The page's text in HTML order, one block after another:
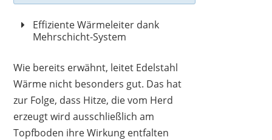
Effiziente Wärmeleiter dank
Mehrschicht-System
Wie bereits erwähnt, leitet Edelstahl
Wärme nicht besonders gut. Das hat
zur Folge, dass Hitze, die vom Herd
erzeugt wird ausschließlich am
Topfboden ihre Wirkung entfalten